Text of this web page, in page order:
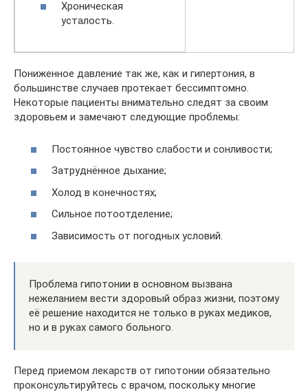
Хроническая
усталость.
Пониженное давление так же, как и гипертония, в
большинстве случаев протекает бессимптомно.
Некоторые пациенты внимательно следят за своим
здоровьем и замечают следующие проблемы:
Постоянное чувство слабости и сонливости;
Затруднённое дыхание;
Холод в конечностях;
Сильное потоотделение;
Зависимость от погодных условий.
Проблема гипотонии в основном вызвана
нежеланием вести здоровый образ жизни, поэтому
её решение находится не только в руках медиков,
но и в руках самого больного.
Перед приемом лекарств от гипотонии обязательно
проконсультируйтесь с врачом, поскольку многие